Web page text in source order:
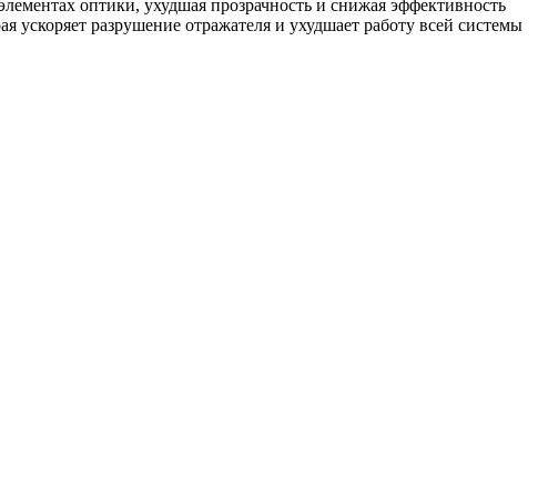
оптики, ухудшая прозрачность и снижая эффективность
ускоряет разрушение отражателя и ухудшает работу всей системы